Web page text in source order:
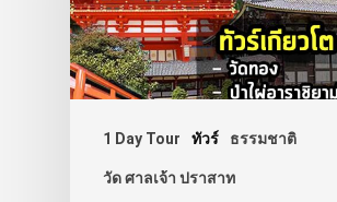
1 Day Tour ทัวร์ ธรรมชาติ
วัด ศาลเจ้า ปราสาท